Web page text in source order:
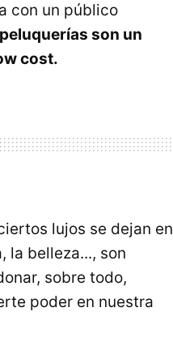
con un público
son un
cost.
lujos se dejan en
la belleza..., son
sobre todo,
poder en nuestra